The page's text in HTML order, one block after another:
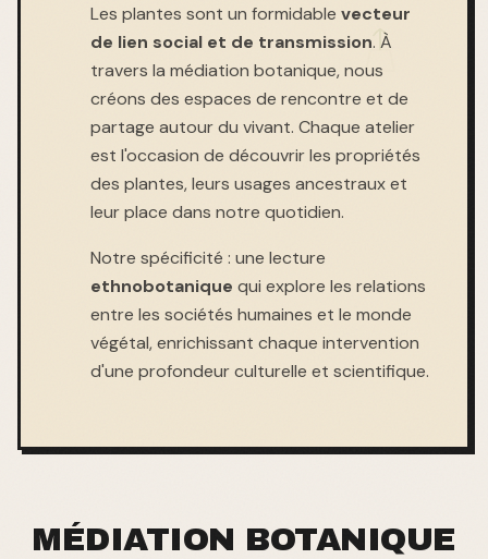
Les plantes sont un formidable vecteur
de lien social et de transmission. À
travers la médiation botanique, nous
créons des espaces de rencontre et de
partage autour du vivant. Chaque atelier
est l'occasion de découvrir les propriétés
des plantes, leurs usages ancestraux et
leur place dans notre quotidien.
Notre spécificité : une lecture
ethnobotanique qui explore les relations
entre les sociétés humaines et le monde
végétal, enrichissant chaque intervention
d'une profondeur culturelle et scientifique.
MÉDIATION BOTANIQUE